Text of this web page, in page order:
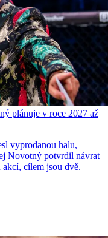
plánuje v roce 2027 až
vyprodanou halu,
Novotný potvrdil návrat
cílem jsou dvě.